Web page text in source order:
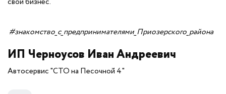
#знакомство_с_предпринимателями_Приозерского_района
ИП Черноусов Иван Андреевич
Автосервис "СТО на Песочной 4"